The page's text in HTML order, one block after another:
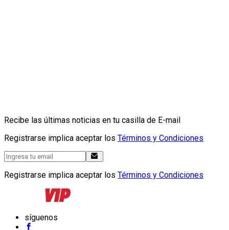
Recibe las últimas noticias en tu casilla de E-mail
Registrarse implica aceptar los Términos y Condiciones
Registrarse implica aceptar los Términos y Condiciones
síguenos